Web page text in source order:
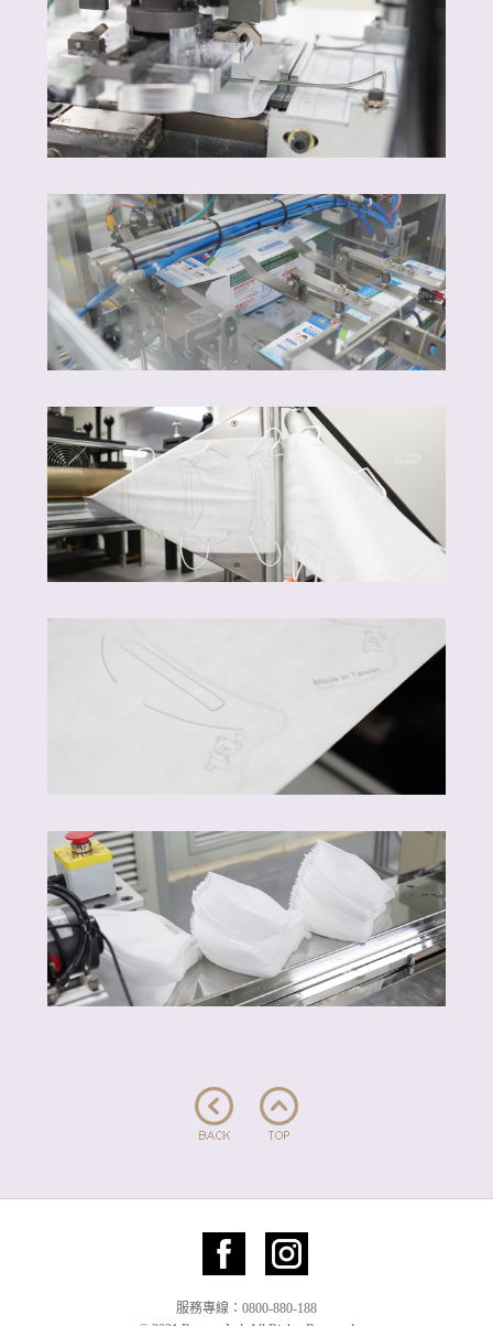
服務專線：0800-880-188